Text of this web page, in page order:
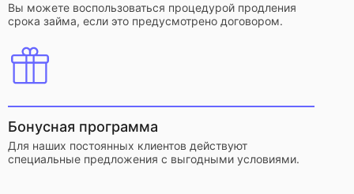
Вы можете воспользоваться процедурой продления
срока займа, если это предусмотрено договором.
Бонусная программа
Для наших постоянных клиентов действуют
специальные предложения с выгодными условиями.